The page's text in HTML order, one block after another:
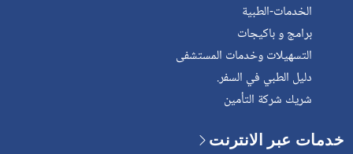
الخدمات-الطبية
برامج و باكيجات
التسهيلات وخدمات المستشفى
دليل الطبي في السفر.
شريك شركة التأمين
خدمات عبر الانترنت